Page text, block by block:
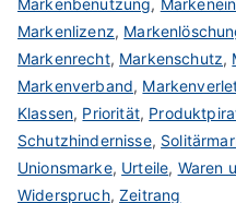
Markenbenutzung,
Markenlizenz,
Markenrecht, Markenschutz,
Markenverband,
Klassen, Priorität,
Schutzhindernisse,
Unionsmarke, Urteile, Waren
Widerspruch,Zeitrang